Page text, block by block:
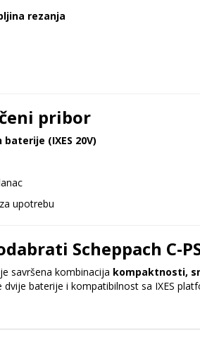
rezanja
pribor
baterije (IXES 20V)
upotrebu
Scheppach C-
savršena kombinacija kompaktnosti,
dvije baterije i kompatibilnost sa IXES